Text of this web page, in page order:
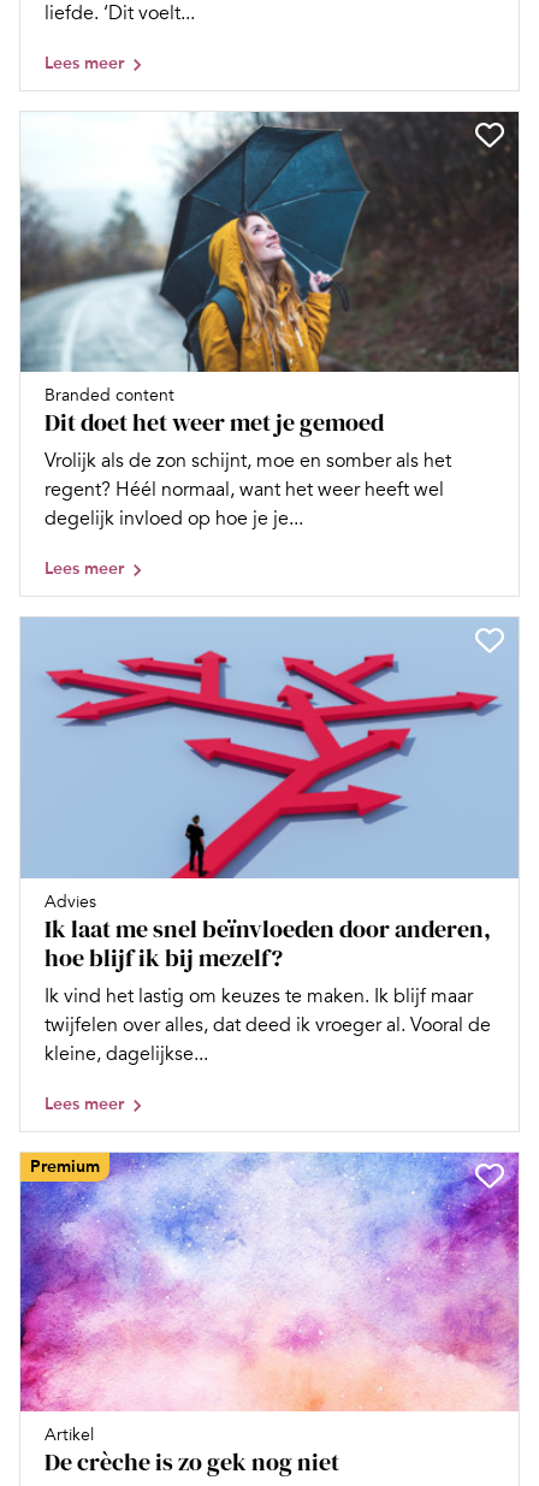
liefde. ‘Dit voelt...
Lees meer
Branded content
Dit doet het weer met je gemoed
Vrolijk als de zon schijnt, moe en somber als het
regent? Héél normaal, want het weer heeft wel
degelijk invloed op hoe je je...
Lees meer
Advies
Ik laat me snel beïnvloeden door anderen,
hoe blijf ik bij mezelf?
Ik vind het lastig om keuzes te maken. Ik blijf maar
twijfelen over alles, dat deed ik vroeger al. Vooral de
kleine, dagelijkse...
Lees meer
Premium
Artikel
De crèche is zo gek nog niet